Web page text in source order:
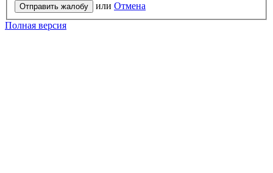
или Отмена
Полная версия